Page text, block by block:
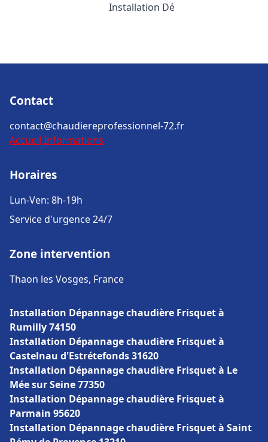
Installation Dé
Contact
contact@chaudiereprofessionnel-72.fr
Accueil Informations
Horaires
Lun-Ven: 8h-19h
Service d'urgence 24/7
Zone intervention
Thaon les Vosges, France
Installation Dépannage chaudière Frisquet à
Rumilly 74150
Installation Dépannage chaudière Frisquet à
Castelnau d'Estrétefonds 31620
Installation Dépannage chaudière Frisquet à Le
Mée sur Seine 77350
Installation Dépannage chaudière Frisquet à
Parmain 95620
Installation Dépannage chaudière Frisquet à Saint